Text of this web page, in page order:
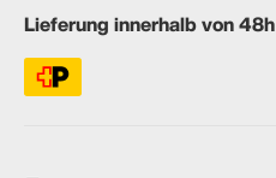
Lieferung innerhalb von 48h